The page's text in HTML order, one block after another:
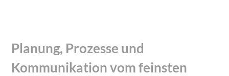
Planung, Prozesse und
Kommunikation vom feinsten